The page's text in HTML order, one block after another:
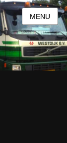
MENU